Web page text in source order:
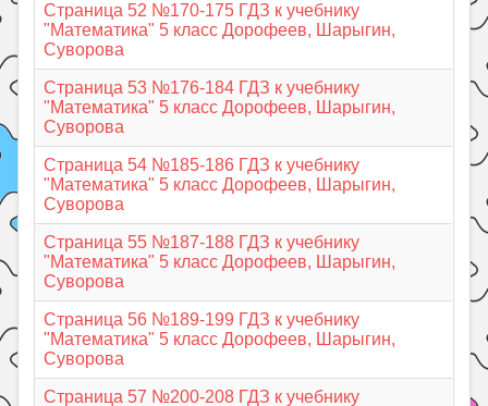
Страница 52 №170-175 ГДЗ к учебнику
"Математика" 5 класс Дорофеев, Шарыгин,
Суворова
Страница 53 №176-184 ГДЗ к учебнику
"Математика" 5 класс Дорофеев, Шарыгин,
Суворова
Страница 54 №185-186 ГДЗ к учебнику
"Математика" 5 класс Дорофеев, Шарыгин,
Суворова
Страница 55 №187-188 ГДЗ к учебнику
"Математика" 5 класс Дорофеев, Шарыгин,
Суворова
Страница 56 №189-199 ГДЗ к учебнику
"Математика" 5 класс Дорофеев, Шарыгин,
Суворова
Страница 57 №200-208 ГДЗ к учебнику